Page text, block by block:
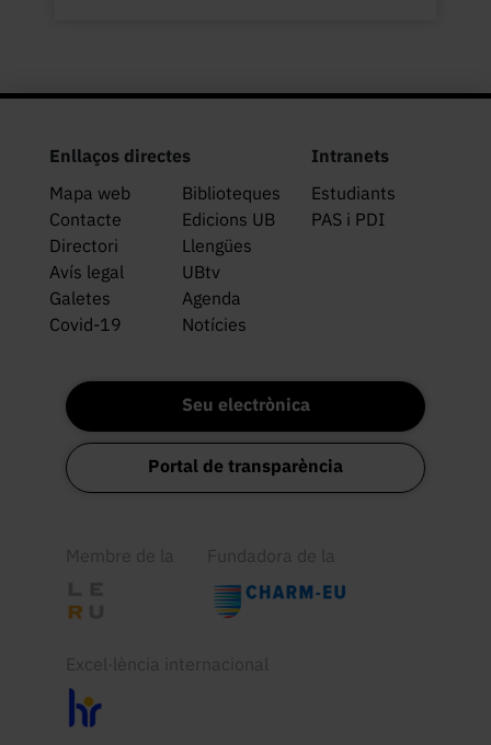
Enllaços directes
Mapa web
Biblioteques
Contacte
Edicions UB
Directori
Llengües
Avís legal
UBtv
Galetes
Agenda
Covid-19
Notícies
Intranets
Estudiants
PAS i PDI
Seu electrònica
Portal de transparència
Membre de la Fundadora de la
Excel·lència internacional